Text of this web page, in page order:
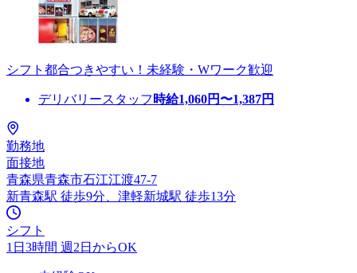
シフト都合つきやすい！未経験・Wワーク歓迎
デリバリースタッフ 時給1,060円〜1,387円
勤務地
面接地
青森県青森市石江江渡47-7
新青森駅 徒歩9分、津軽新城駅 徒歩13分
シフト
1日3時間 週2日からOK